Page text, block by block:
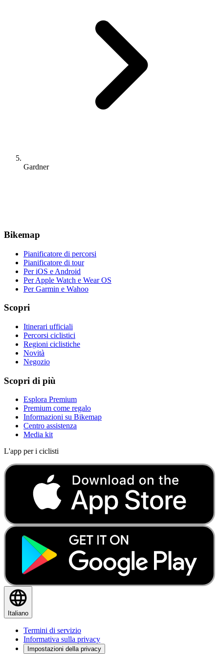
Gardner
Bikemap
Pianificatore di percorsi
Pianificatore di tour
Per iOS e Android
Per Apple Watch e Wear OS
Per Garmin e Wahoo
Scopri
Itinerari ufficiali
Percorsi ciclistici
Regioni ciclistiche
Novità
Negozio
Scopri di più
Esplora Premium
Premium come regalo
Informazioni su Bikemap
Centro assistenza
Media kit
L'app per i ciclisti
Italiano
Termini di servizio
Informativa sulla privacy
Impostazioni della privacy